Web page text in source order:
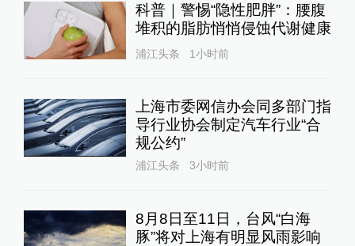
科普｜警惕“隐性肥胖”：腰腹
堆积的脂肪悄悄侵蚀代谢健康
浦江头条 1小时前
上海市委网信办会同多部门指
导行业协会制定汽车行业“合
规公约”
浦江头条 3小时前
8月8日至11日，台风“白海
豚”将对上海有明显风雨影响